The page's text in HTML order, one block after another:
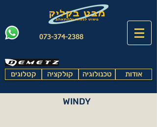
073-374-2388
קטלוגים קולקציה טכנולוגיה אודות
WINDY